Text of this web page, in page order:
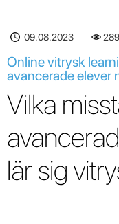
09.08.2023 289
Online vitrysk
avancerade elever
Vilka
lär sig